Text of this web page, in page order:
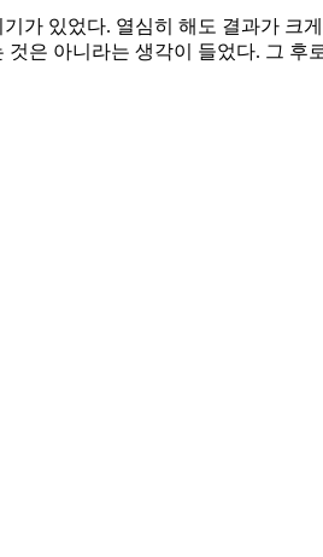
가 있었다. 열심히 해도 결과가
은 아니라는 생각이 들었다. 그